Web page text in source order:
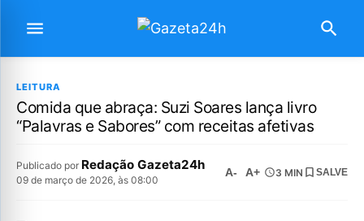
LEITURA
Comida que abraça: Suzi Soares lança livro
“Palavras e Sabores” com receitas afetivas
Publicado por Redação Gazeta24h
09 de março de 2026, às 08:00
A- A+ 3 MIN SALVE